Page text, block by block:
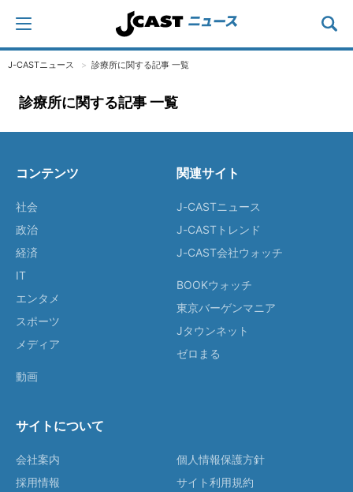
J-CASTニュース 診療所に関する記事 一覧
診療所に関する記事 一覧
コンテンツ
社会
政治
経済
IT
エンタメ
スポーツ
メディア
動画
関連サイト
J-CASTニュース
J-CASTトレンド
J-CAST会社ウォッチ
BOOKウォッチ
東京バーゲンマニア
Jタウンネット
ゼロまる
サイトについて
会社案内
採用情報
個人情報保護方針
サイト利用規約